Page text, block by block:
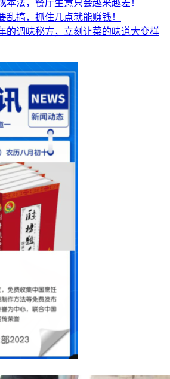
本法，餐厅生意只会越来越差！
乱搞，抓住几点就能赚钱！
的调味秘方，立刻让菜的味道大变样